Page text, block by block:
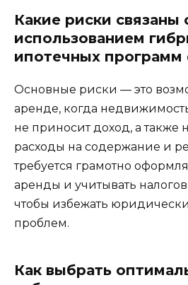
Какие риски связаны
использованием
ипотечных программ
Основные риски — это
аренде, когда
не приносит доход, а
расходы на содержание и
требуется грамотно
аренды и учитывать
чтобы избежать
проблем.
Как выбрать